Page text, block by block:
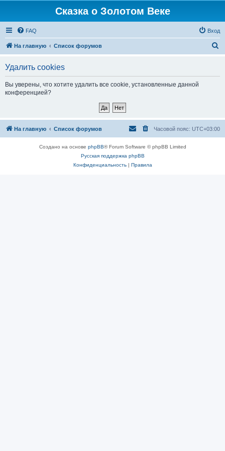
Сказка о Золотом Веке
FAQ Вход
На главную Список форумов
Удалить cookies
Вы уверены, что хотите удалить все cookie, установленные данной
конференцией?
На главную Список форумов Часовой пояс: UTC+03:00
Создано на основе phpBB® Forum Software © phpBB Limited
Русская поддержка phpBB
Конфиденциальность| Правила